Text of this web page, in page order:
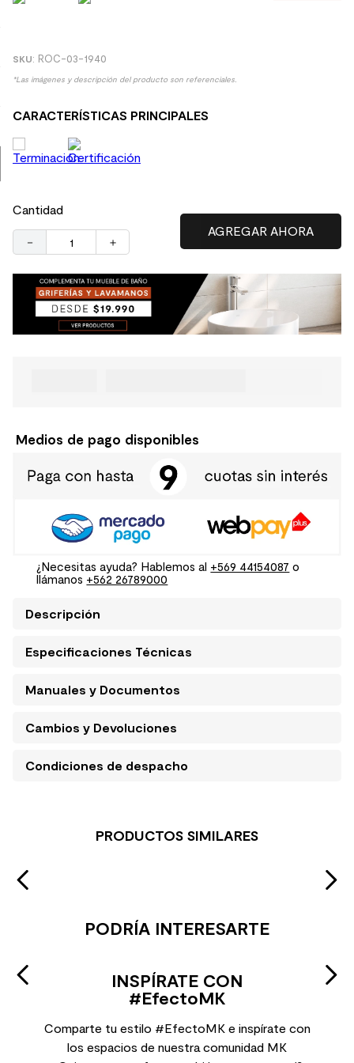
: ROC-03-1940
*Las imágenes y descripción del producto son referenciales.
CARACTERÍSTICAS PRINCIPALES
Cantidad
＋
－
Medios de pago disponibles
¿Necesitas ayuda? Hablemos al +569 44154087 o
llámanos +562 26789000
Descripción
Especificaciones Técnicas
Manuales y Documentos
Cambios y Devoluciones
Condiciones de despacho
PRODUCTOS SIMILARES
PODRÍA INTERESARTE
INSPÍRATE CON
#EfectoMK
Comparte tu estilo #EfectoMK e inspírate con
los espacios de nuestra comunidad MK